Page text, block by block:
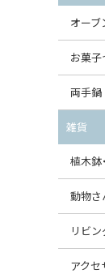
ダ
たま
ハー
変形
分割
すべ
オー
ハー
葉っ
りん
いち
星型
ガー
オニ
ガー
チー
バタ
六角
ボト
すべ
すべ
グレ
エッ
ケー
カト
はし
オーブ
大型
中型（
スク
オー
すべ
お菓子
パウ
マフ
すべ
両手鍋
チュ
キャ
すべ
雑貨
植木鉢
植木
花瓶
動物さ
フィ
貯金箱
リビ
スツ
アクセ